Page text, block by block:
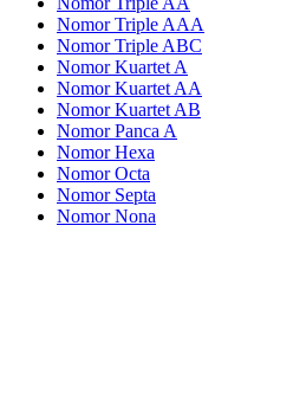
Nomor Triple AAA
Nomor Triple ABC
Nomor Kuartet A
Nomor Kuartet AA
Nomor Kuartet AB
Nomor Panca A
Nomor Hexa
Nomor Octa
Nomor Septa
Nomor Nona